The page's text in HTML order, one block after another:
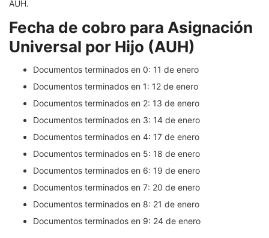
AUH.
Fecha de cobro para Asignación
Universal por Hijo (AUH)
Documentos terminados en 0: 11 de enero
Documentos terminados en 1: 12 de enero
Documentos terminados en 2: 13 de enero
Documentos terminados en 3: 14 de enero
Documentos terminados en 4: 17 de enero
Documentos terminados en 5: 18 de enero
Documentos terminados en 6: 19 de enero
Documentos terminados en 7: 20 de enero
Documentos terminados en 8: 21 de enero
Documentos terminados en 9: 24 de enero